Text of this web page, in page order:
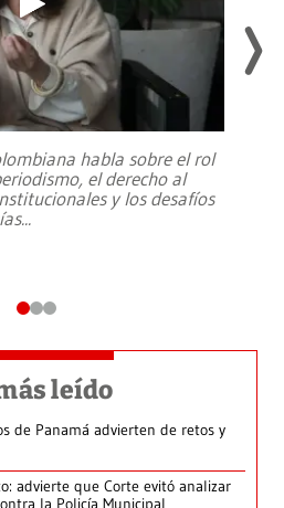
habla sobre el rol
el derecho al
y los desafíos
...
leído
de Panamá advierten de retos y
advierte que Corte evitó analizar